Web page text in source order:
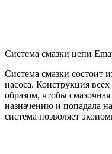
Система смазки цепи
Система смазки состоит
насоса. Конструкция
образом, чтобы
назначению и попадала
система позволяет